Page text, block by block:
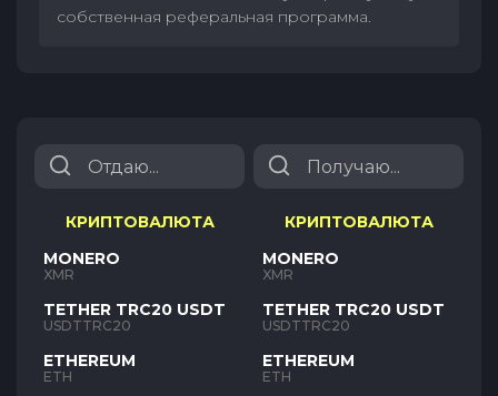
собственная реферальная программа.
КРИПТОВАЛЮТА
MONERO
XMR
TETHER TRC20 USDT
USDTTRC20
ETHEREUM
ETH
КРИПТОВАЛЮТА
MONERO
XMR
TETHER TRC20 USDT
USDTTRC20
ETHEREUM
ETH